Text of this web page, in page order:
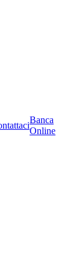
Banca
Online